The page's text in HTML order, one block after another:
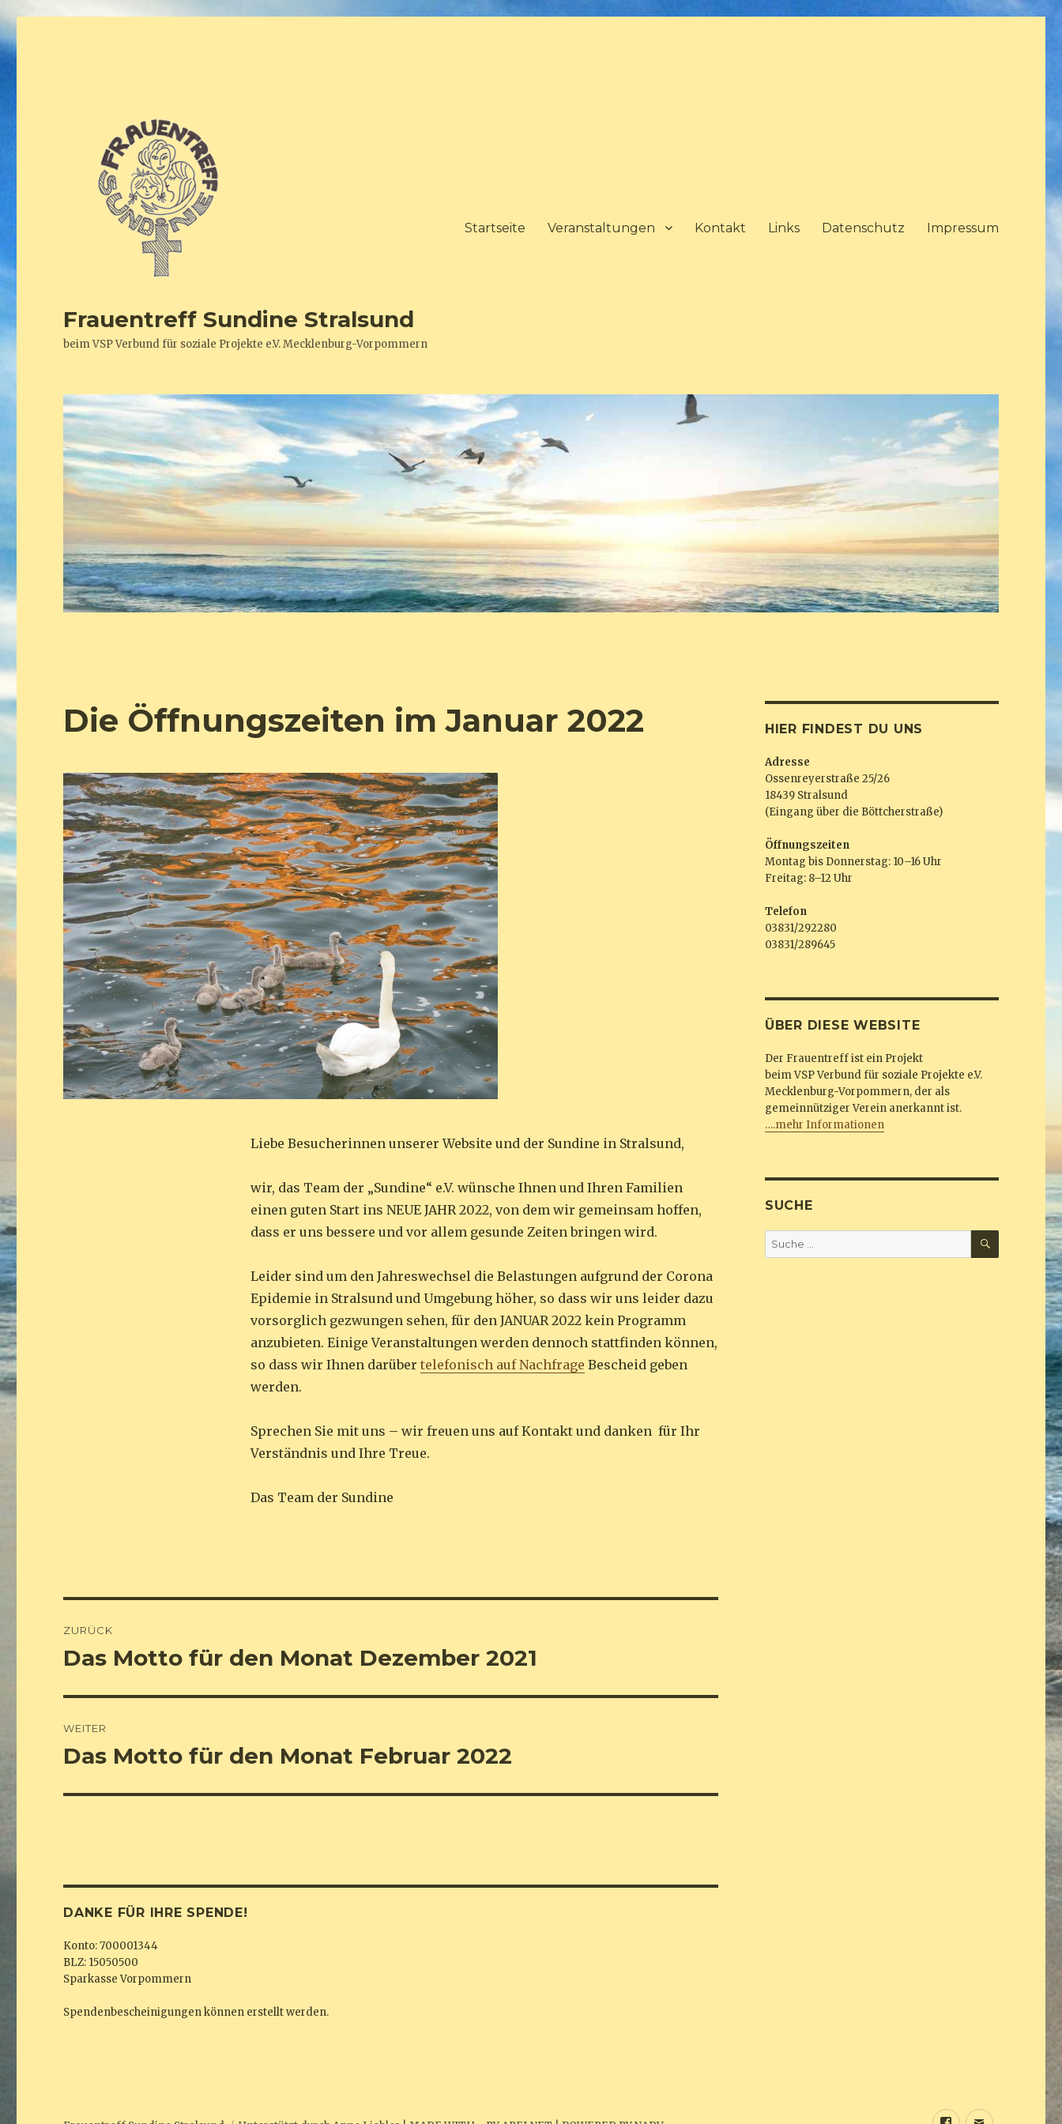
Frauentreff Sundine Stralsund
beim VSP Verbund für soziale Projekte e.V. Mecklenburg-Vorpommern
Startseite Veranstaltungen Kontakt Links Datenschutz Impressum
Die Öffnungszeiten im Januar 2022
Liebe Besucherinnen unserer Website und der Sundine in Stralsund,
wir, das Team der „Sundine“ e.V. wünsche Ihnen und Ihren Familien
einen guten Start ins NEUE JAHR 2022, von dem wir gemeinsam hoffen,
dass er uns bessere und vor allem gesunde Zeiten bringen wird.
Leider sind um den Jahreswechsel die Belastungen aufgrund der Corona
Epidemie in Stralsund und Umgebung höher, so dass wir uns leider dazu
vorsorglich gezwungen sehen, für den JANUAR 2022 kein Programm
anzubieten. Einige Veranstaltungen werden dennoch stattfinden können,
so dass wir Ihnen darüber telefonisch auf Nachfrage Bescheid geben
werden.
Sprechen Sie mit uns – wir freuen uns auf Kontakt und danken für Ihr
Verständnis und Ihre Treue.
Das Team der Sundine
Navigation
ZURÜCK
Vorheriger
Das Motto für den Monat Dezember 2021
WEITER
Nächster
Das Motto für den Monat Februar 2022
DANKE FÜR IHRE SPENDE!
Konto: 700001344
BLZ: 15050500
Sparkasse Vorpommern
Spendenbescheinigungen können erstellt werden.
HIER FINDEST DU UNS
Adresse
Ossenreyerstraße 25/26
18439 Stralsund
(Eingang über die Böttcherstraße)
Öffnungszeiten
Montag bis Donnerstag: 10–16 Uhr
Freitag: 8–12 Uhr
Telefon
03831/292280
03831/289645
ÜBER DIESE WEBSITE
Der Frauentreff ist ein Projekt
beim VSP Verbund für soziale Projekte e.V.
Mecklenburg-Vorpommern, der als
gemeinnütziger Verein anerkannt ist.
….mehr Informationen
SUCHE
Suche
nach:
SUCHEN
Sundine
E-